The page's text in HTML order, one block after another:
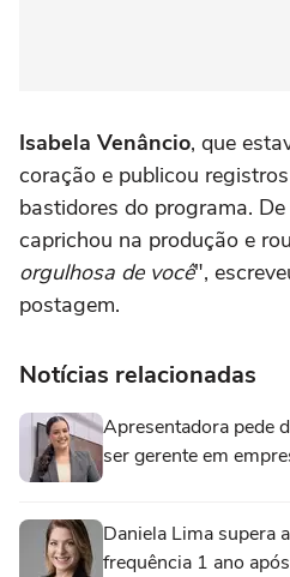
Isabela Venâncio, que
coração e publicou
bastidores do programa.
caprichou na produção e
orgulhosa de você",
postagem.
Notícias relacionadas
Apresentadora pede
ser gerente em
Daniela Lima supera
frequência 1 ano